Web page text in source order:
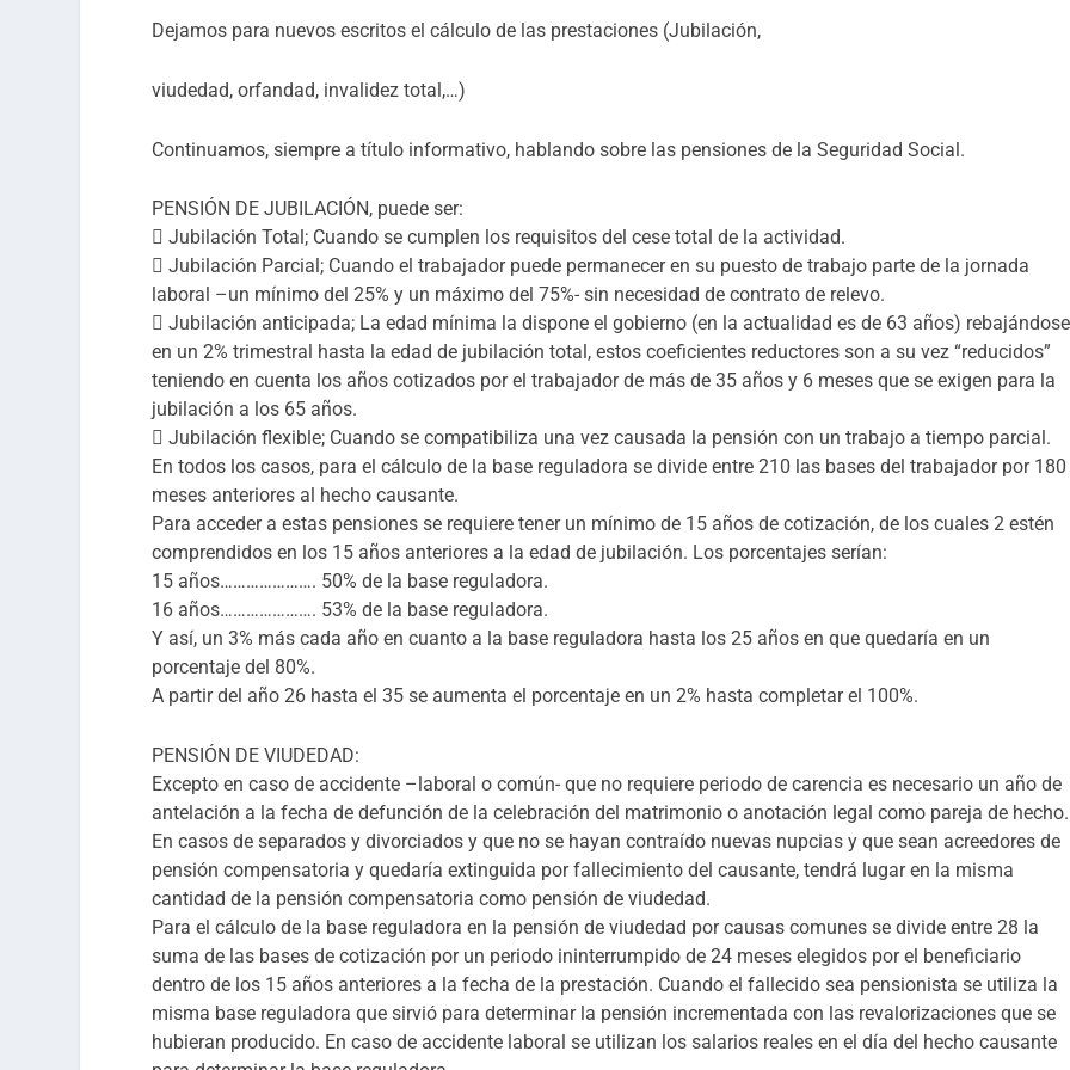
Dejamos para nuevos escritos el cálculo de las prestaciones (Jubilación,
viudedad, orfandad, invalidez total,…)
Continuamos, siempre a título informativo, hablando sobre las pensiones de la Seguridad Social.
PENSIÓN DE JUBILACIÓN, puede ser:
 Jubilación Total; Cuando se cumplen los requisitos del cese total de la actividad.
 Jubilación Parcial; Cuando el trabajador puede permanecer en su puesto de trabajo parte de la jornada
laboral –un mínimo del 25% y un máximo del 75%- sin necesidad de contrato de relevo.
 Jubilación anticipada; La edad mínima la dispone el gobierno (en la actualidad es de 63 años) rebajándose
en un 2% trimestral hasta la edad de jubilación total, estos coeficientes reductores son a su vez “reducidos”
teniendo en cuenta los años cotizados por el trabajador de más de 35 años y 6 meses que se exigen para la
jubilación a los 65 años.
 Jubilación flexible; Cuando se compatibiliza una vez causada la pensión con un trabajo a tiempo parcial.
En todos los casos, para el cálculo de la base reguladora se divide entre 210 las bases del trabajador por 180
meses anteriores al hecho causante.
Para acceder a estas pensiones se requiere tener un mínimo de 15 años de cotización, de los cuales 2 estén
comprendidos en los 15 años anteriores a la edad de jubilación. Los porcentajes serían:
15 años…………………. 50% de la base reguladora.
16 años…………………. 53% de la base reguladora.
Y así, un 3% más cada año en cuanto a la base reguladora hasta los 25 años en que quedaría en un
porcentaje del 80%.
A partir del año 26 hasta el 35 se aumenta el porcentaje en un 2% hasta completar el 100%.
PENSIÓN DE VIUDEDAD:
Excepto en caso de accidente –laboral o común- que no requiere periodo de carencia es necesario un año de
antelación a la fecha de defunción de la celebración del matrimonio o anotación legal como pareja de hecho.
En casos de separados y divorciados y que no se hayan contraído nuevas nupcias y que sean acreedores de
pensión compensatoria y quedaría extinguida por fallecimiento del causante, tendrá lugar en la misma
cantidad de la pensión compensatoria como pensión de viudedad.
Para el cálculo de la base reguladora en la pensión de viudedad por causas comunes se divide entre 28 la
suma de las bases de cotización por un periodo ininterrumpido de 24 meses elegidos por el beneficiario
dentro de los 15 años anteriores a la fecha de la prestación. Cuando el fallecido sea pensionista se utiliza la
misma base reguladora que sirvió para determinar la pensión incrementada con las revalorizaciones que se
hubieran producido. En caso de accidente laboral se utilizan los salarios reales en el día del hecho causante